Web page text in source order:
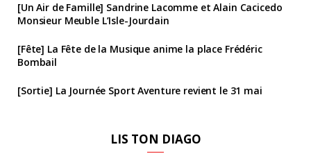
[Un Air de Famille] Sandrine Lacomme et Alain Cacicedo
Monsieur Meuble L’Isle-Jourdain
[Fête] La Fête de la Musique anime la place Frédéric
Bombail
[Sortie] La Journée Sport Aventure revient le 31 mai
LIS TON DIAGO